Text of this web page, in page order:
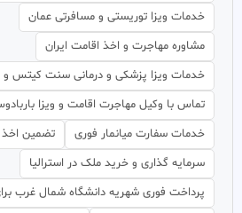
خدمات ویزا توریستی و مسافرتی عمان
مشاوره مهاجرت و اخذ اقامت ایران
خدمات ویزا پزشکی و درمانی سنت کیتس
تماس با وکیل مهاجرت اقامت و ویزا
خدمات سفارت میانمار فوری
تضمین اخذ
سرمایه گذاری و خرید ملک در استرالیا
پرداخت فوری شهریه دانشگاه شمال غرب